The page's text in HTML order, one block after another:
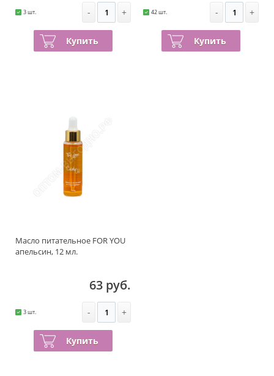
3 шт. - +
Купить
42 шт. - +
Купить
Масло питательное FOR YOU
апельсин, 12 мл.
63 руб.
3 шт. - +
Купить